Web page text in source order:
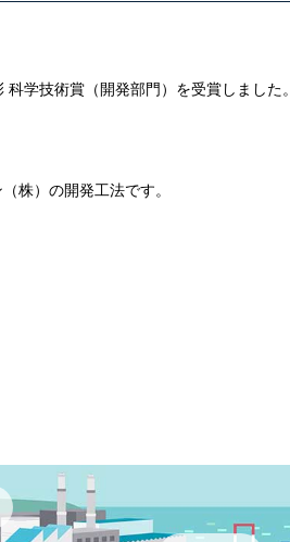
学技術賞（開発部門）を受賞しました。
株）の開発工法です。